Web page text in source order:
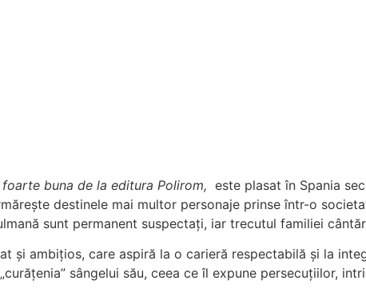
buna de la editura Polirom, este plasat în Spania
destinele mai multor personaje prinse într-o
sunt permanent suspectați, iar trecutul familiei
și ambițios, care aspiră la o carieră respectabilă și la
sângelui său, ceea ce îl expune persecuțiilor,